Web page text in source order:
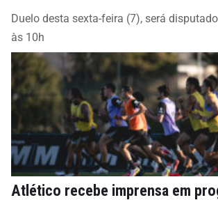
Duelo desta sexta-feira (7), será
às 10h
Atlético recebe imprensa em